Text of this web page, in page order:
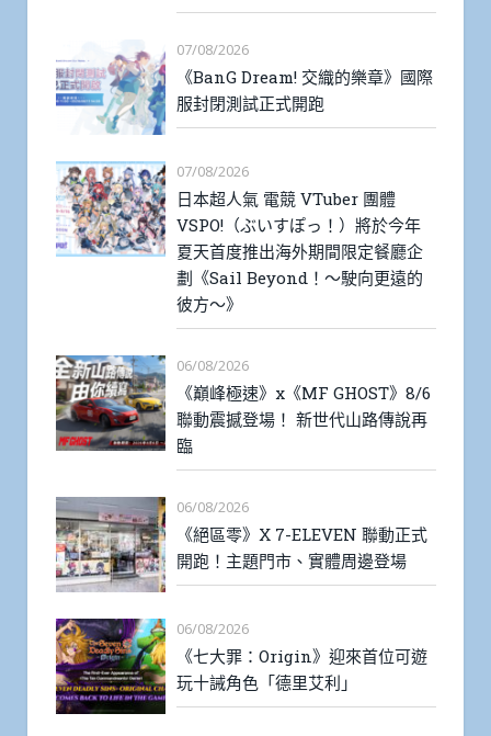
07/08/2026
《BanG Dream! 交織的樂章》國際
服封閉測試正式開跑
07/08/2026
日本超人氣 電競 VTuber 團體
VSPO!（ぶいすぽっ！）將於今年
夏天首度推出海外期間限定餐廳企
劃《Sail Beyond！～駛向更遠的
彼方～》
06/08/2026
《巔峰極速》x《MF GHOST》8/6
聯動震撼登場！ 新世代山路傳說再
臨
06/08/2026
《絕區零》X 7-ELEVEN 聯動正式
開跑！主題門市、實體周邊登場
06/08/2026
《七大罪：Origin》迎來首位可遊
玩十誡角色「德里艾利」